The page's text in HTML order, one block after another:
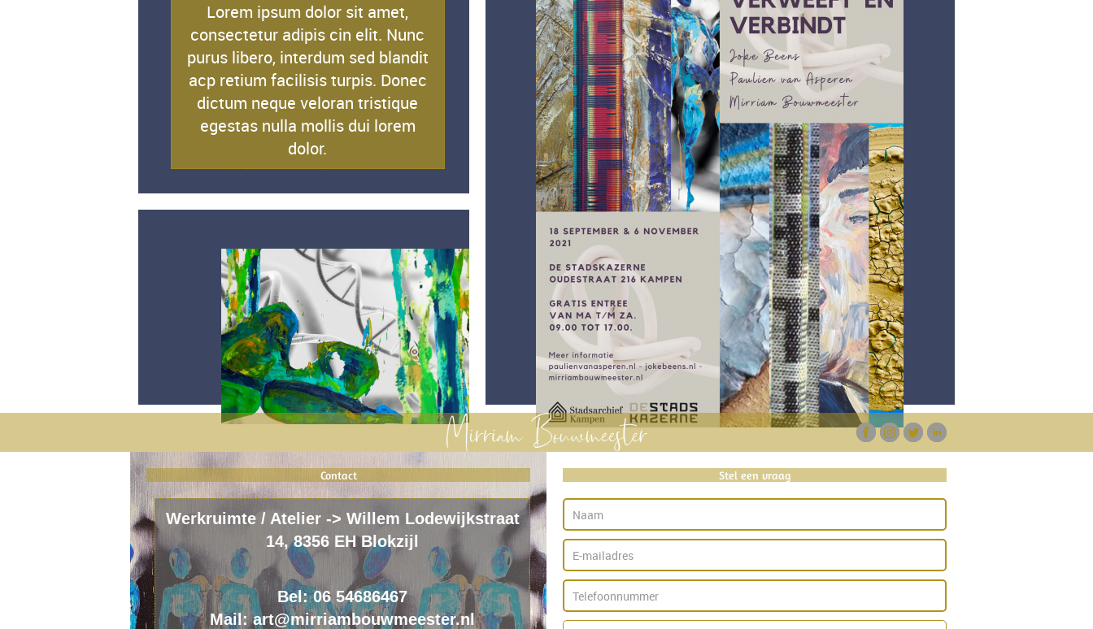
Lorem ipsum dolor sit amet,
consectetur adipis cin elit. Nunc
purus libero, interdum sed blandit
acp retium facilisis turpis. Donec
dictum neque veloran tristique
egestas nulla mollis dui lorem
dolor.
Contact
Werkruimte / Atelier -> Willem Lodewijkstraat
14, 8356 EH Blokzijl
Bel: 06 54686467
Mail: art@mirriambouwmeester.nl
Stel een vraag